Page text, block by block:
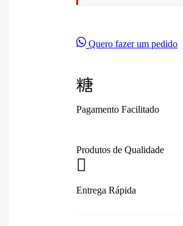
Quero fazer um pedido
Pagamento Facilitado
Produtos de Qualidade
Entrega Rápida